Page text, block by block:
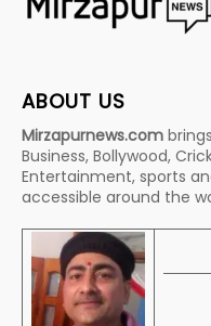
ABOUT US
Mirzapurnews.com
Business, Bollywood,
Entertainment, sports
accessible around the